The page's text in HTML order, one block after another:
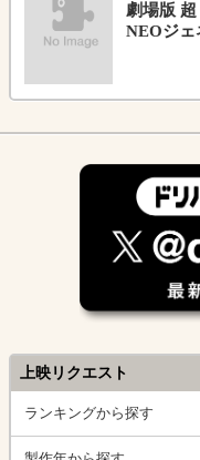
劇場版
NEOジェ
上映リクエスト
ランキングから探す